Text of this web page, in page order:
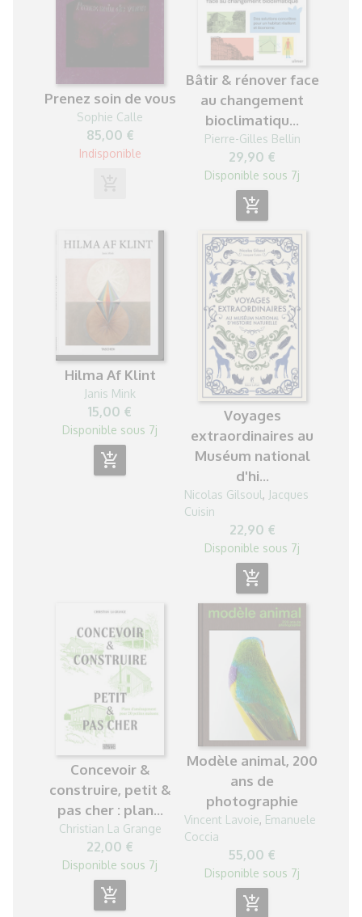
Prenez soin de vous
Sophie Calle
85,00 €
Indisponible
Bâtir & rénover face
au changement
bioclimatiqu...
Pierre-Gilles Bellin
29,90 €
Disponible sous 7j
add_shopping_cart
Hilma Af Klint
Janis Mink
15,00 €
Disponible sous 7j
add_shopping_cart
Voyages
extraordinaires au
Muséum national
d'hi...
Nicolas Gilsoul, Jacques
Cuisin
22,90 €
Disponible sous 7j
add_shopping_cart
Concevoir &
construire, petit &
pas cher : plan...
Christian La Grange
22,00 €
Disponible sous 7j
add_shopping_cart
Modèle animal, 200
ans de
photographie
Vincent Lavoie, Emanuele
Coccia
55,00 €
Disponible sous 7j
add_shopping_cart